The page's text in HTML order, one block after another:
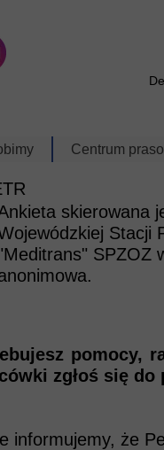
skierowana
Stacji
SPZOZ
pomocy,
zgłoś się do
informujemy, że
medyczny
Techniczne
Ratownictwa
Centrum
Bank zdjęć
Materiały Video
Na Sygnale